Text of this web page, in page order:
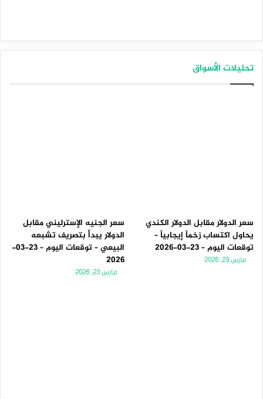
تحليلات الأسواق
سعر الدولار مقابل الدولار الكندي
يحاول اكتساب زخماً إيجابياً –
توقعات اليوم – 23-03-2026
مارس 23, 2026
سعر الجنيه الإسترليني مقابل
الدولار يبدأ بتصريف تشبعه
البيعي – توقعات اليوم – 23-03-
2026
مارس 23, 2026